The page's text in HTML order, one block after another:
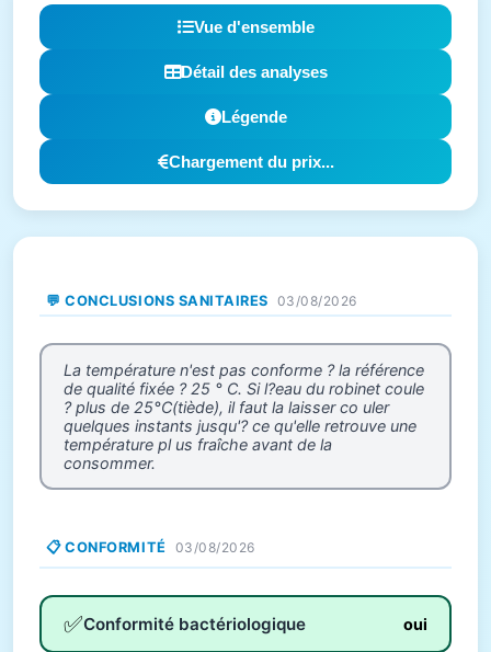
Vue d'ensemble
Détail des analyses
Légende
Chargement du prix...
💬 CONCLUSIONS SANITAIRES 03/08/2026
La température n'est pas conforme ? la référence
de qualité fixée ? 25 ° C. Si l?eau du robinet coule
? plus de 25°C(tiède), il faut la laisser co uler
quelques instants jusqu'? ce qu'elle retrouve une
température pl us fraîche avant de la
consommer.
📋 CONFORMITÉ 03/08/2026
✅Conformité bactériologique oui